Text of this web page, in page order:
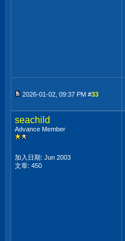
2026-01-02, 09:37 PM #33
seachild
Advance Member
加入日期: Jun 2003
文章: 450